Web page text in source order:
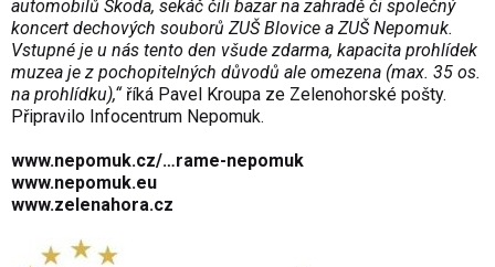
automobilů Škoda, sekáč čili bazar na zahradě či společný
koncert dechových souborů ZUŠ Blovice a ZUŠ Nepomuk.
Vstupné je u nás tento den všude zdarma, kapacita prohlídek
muzea je z pochopitelných důvodů ale omezena (max. 35 os.
na prohlídku),“říká Pavel Kroupa ze Zelenohorské pošty.
Připravilo Infocentrum Nepomuk.
www.nepomuk.cz/…rame-nepomuk
www.nepomuk.eu
www.zelenahora.cz